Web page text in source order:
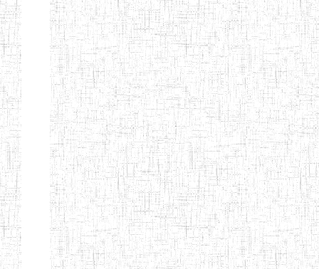
ENI
Chercher:
Effacer les filtres
Denomination
Type